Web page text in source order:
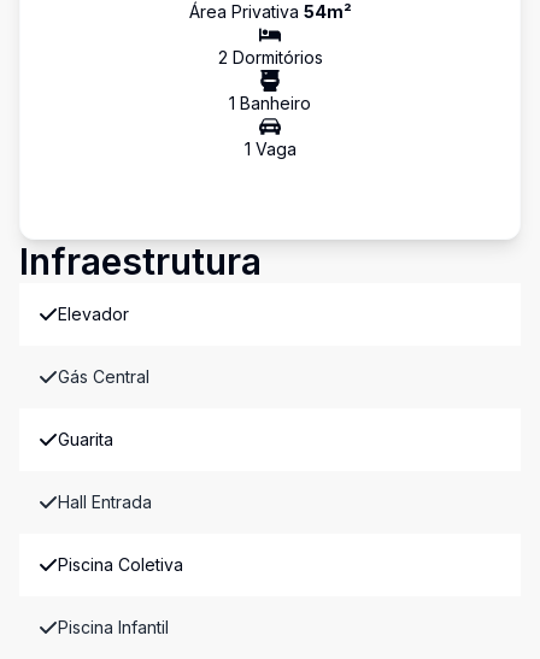
Área Privativa 54m²
2 Dormitórios
1 Banheiro
1 Vaga
Infraestrutura
Elevador
Gás Central
Guarita
Hall Entrada
Piscina Coletiva
Piscina Infantil